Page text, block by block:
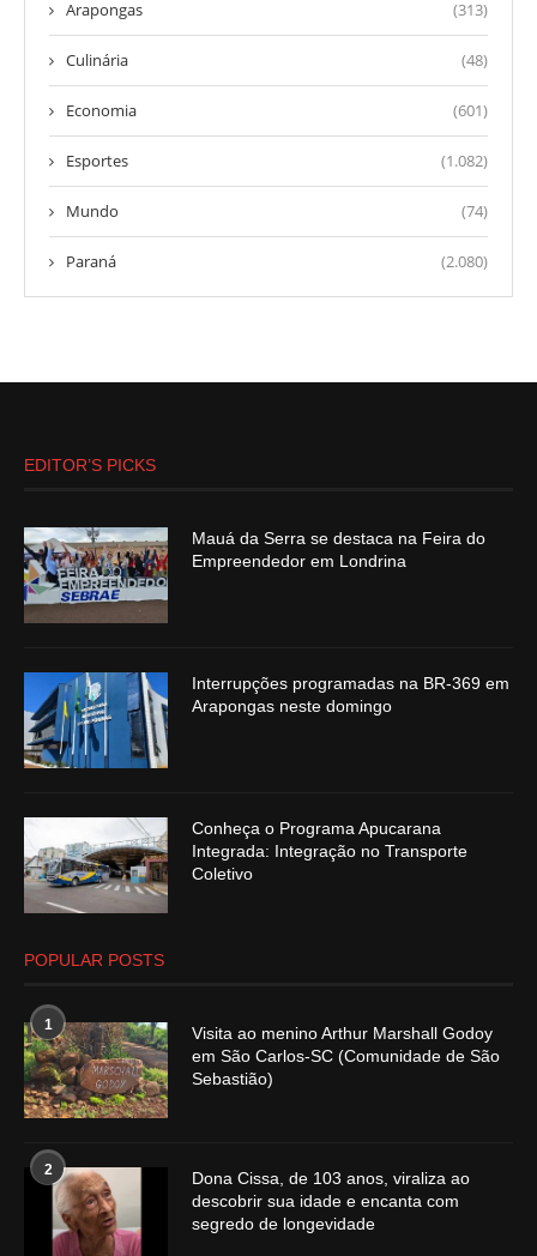
Arapongas (313)
Culinária (48)
Economia (601)
Esportes (1.082)
Mundo (74)
Paraná (2.080)
EDITOR’S PICKS
Mauá da Serra se destaca na Feira do
Empreendedor em Londrina
Interrupções programadas na BR-369 em
Arapongas neste domingo
Conheça o Programa Apucarana
Integrada: Integração no Transporte
Coletivo
POPULAR POSTS
1
Visita ao menino Arthur Marshall Godoy
em São Carlos-SC (Comunidade de São
Sebastião)
2
Dona Cissa, de 103 anos, viraliza ao
descobrir sua idade e encanta com
segredo de longevidade